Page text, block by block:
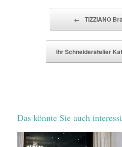
← TIZZIANO
Ihr Schneideratelier
Das könnte Sie auch